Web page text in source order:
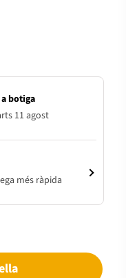
botiga
11 agost
més ràpida